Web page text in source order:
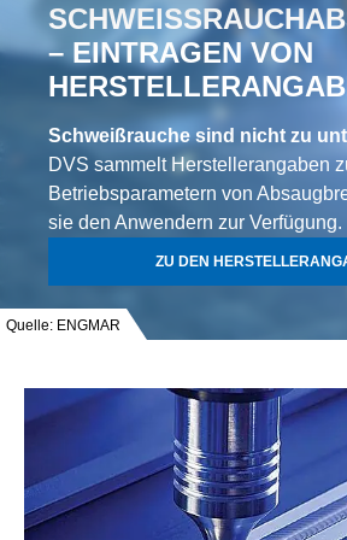
– EINTRAGEN VON
Schweißrauche sind nicht zu
DVS sammelt Herstellerangaben
Betriebsparametern von
sie den Anwendern zur Verfügung.
ZU DEN
Quelle: ENGMAR